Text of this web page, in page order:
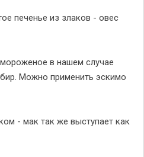
печенье из злаков - овес
в нашем случае
Можно применить эскимо
- мак так же выступает как